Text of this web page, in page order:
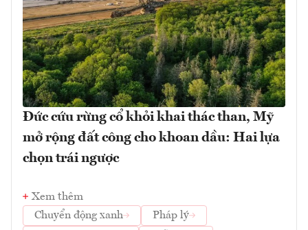
Đức cứu rừng cổ khỏi khai thác than, Mỹ
mở rộng đất công cho khoan dầu: Hai lựa
chọn trái ngược
Xem thêm
Chuyển động xanh
Pháp lý